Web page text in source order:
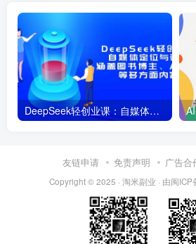
DeepSeek轻创业课：自媒体定位与认知，涵盖图书博主、AI应用等多方面内容
友链申请 免责声明 广告合
Copyright © 2025 · 淘米副业 · 由闽ICP